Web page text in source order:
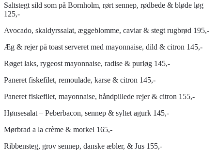
Saltstegt sild som på Bornholm, rørt sennep, rødbede & bløde løg
125,-
Avocado, skaldyrssalat, æggeblomme, caviar & stegt rugbrød 195,-
Æg & rejer på toast serveret med mayonnaise, dild & citron 145,-
Røget laks, rygeost mayonnaise, radise & purløg 145,-
Paneret fiskefilet, remoulade, karse & citron 145,-
Paneret fiskefilet, mayonnaise, håndpillede rejer & citron 155,-
Hønsesalat – Peberbacon, sennep & syltet agurk 145,-
Mørbrad a la crème & morkel 165,-
Ribbensteg, grov sennep, danske æbler, & Jus 155,-